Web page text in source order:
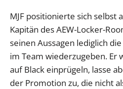
MJF positionierte sich selbst
Kapitän des AEW-Locker-
seinen Aussagen lediglich
im Team wiederzugeben. Er
auf Black einprügeln, lasse
der Promotion zu, die nicht